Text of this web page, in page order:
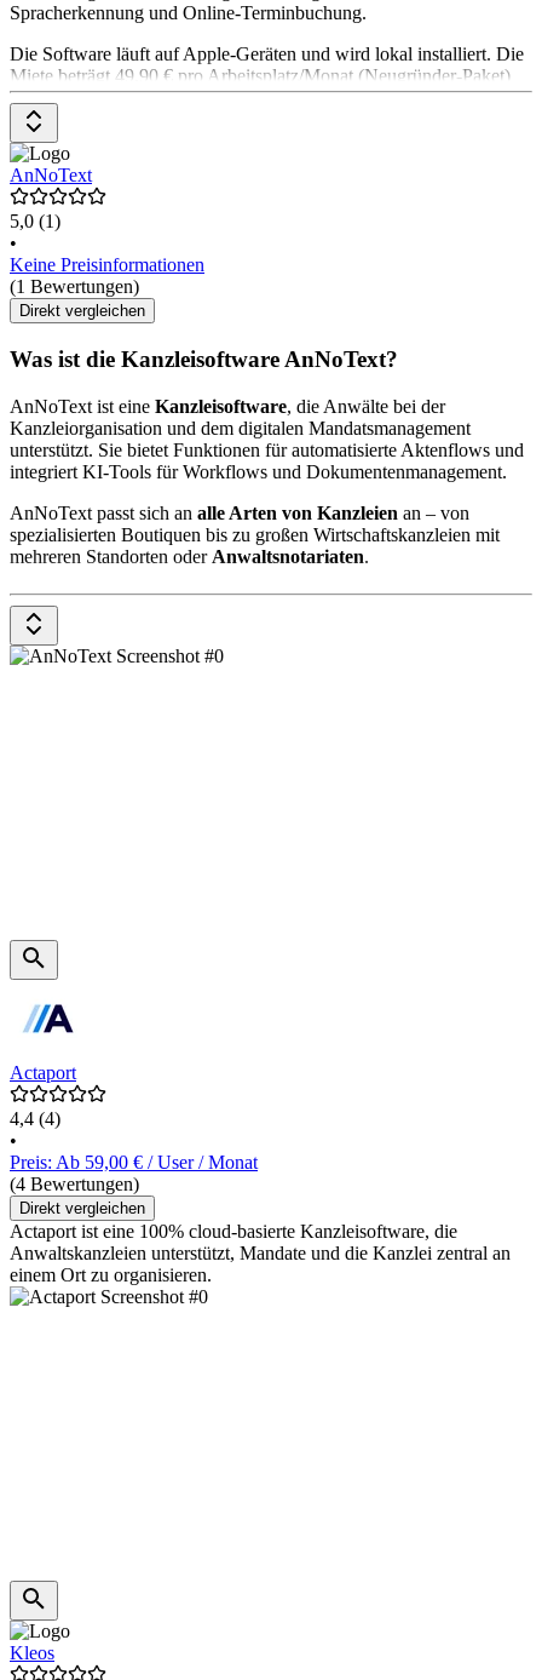
Spracherkennung und Online-Terminbuchung.
Die Software läuft auf Apple-Geräten und wird lokal installiert. Die
Miete beträgt 49,90 € pro Arbeitsplatz/Monat (Neugründer-Paket)
bzw. 69,90 € (Professional-Paket).
AnNoText
5,0 (1)
•
Keine Preisinformationen
(1 Bewertungen)
Direkt vergleichen
Was ist die Kanzleisoftware AnNoText?
AnNoText ist eine Kanzleisoftware, die Anwälte bei der
Kanzleiorganisation und dem digitalen Mandatsmanagement
unterstützt. Sie bietet Funktionen für automatisierte Aktenflows und
integriert KI-Tools für Workflows und Dokumentenmanagement.
AnNoText passt sich an alle Arten von Kanzleien an – von
spezialisierten Boutiquen bis zu großen Wirtschaftskanzleien mit
mehreren Standorten oder Anwaltsnotariaten.
Modernste Technologien für Workflow und Dokumenten-
Automatisierung, E-Akte,
Abrechnung
eröffnen Chancen für die Kanzleientwicklung. Das leistungsstarke
Actaport
4,4 (4)
•
Preis: Ab 59,00 € / User / Monat
(4 Bewertungen)
Direkt vergleichen
Actaport ist eine 100% cloud-basierte Kanzleisoftware, die
Anwaltskanzleien unterstützt, Mandate und die Kanzlei zentral an
einem Ort zu organisieren.
Kleos